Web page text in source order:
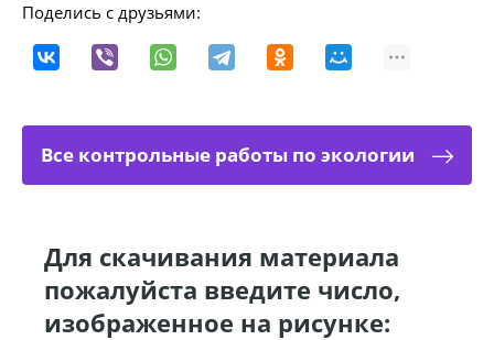
Поделись с друзьями:
Все контрольные работы по экологии
Для скачивания материала
пожалуйста введите число,
изображенное на рисунке: